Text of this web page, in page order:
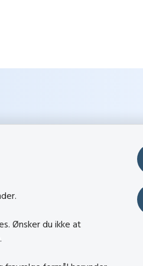
Ønsker du ikke at